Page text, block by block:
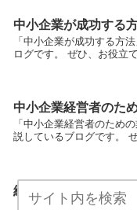
中小企業が成功する
「中小企業が成功する方
ログです。 ぜひ、お役立
中小企業経営者のた
「中小企業経営者のため
説しているブログです。
経営コンサルティン
「経営コンサルティング